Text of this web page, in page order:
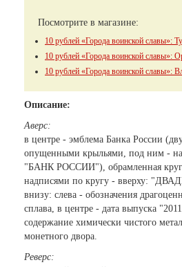
Посмотрите в магазине:
10 рублей «Города воинской славы»:
10 рублей «Города воинской славы»:
10 рублей «Города воинской славы»:
Описание:
Аверс:
в центре - эмблема Банка России
опущенными крыльями, под ним -
"БАНК РОССИИ"), обрамленная
надписями по кругу - вверху:
внизу: слева - обозначения
сплава, в центре - дата выпуска
содержание химически чистого
монетного двора.
Реверс: